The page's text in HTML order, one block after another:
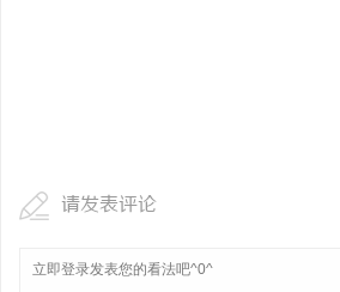
请发表评论